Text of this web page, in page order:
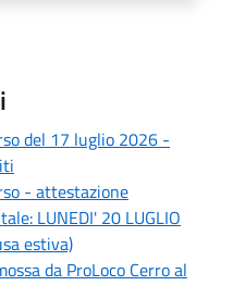
del 17 luglio 2026 -
- attestazione
LUNEDI' 20 LUGLIO
estiva)
da ProLoco Cerro al